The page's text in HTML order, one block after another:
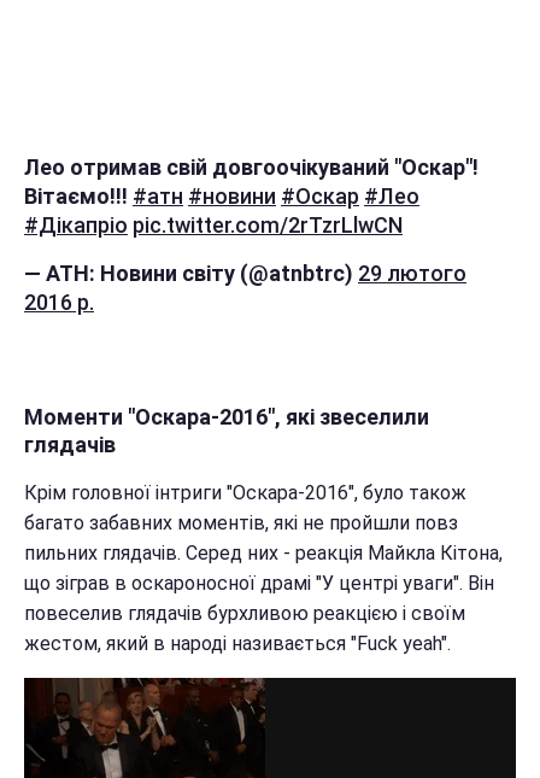
Лео отримав свій довгоочікуваний "Оскар"!
Вітаємо!!! #атн #новини #Оскар #Лео
#Дікапріо pic.twitter.com/2rTzrLlwCN
— АТН: Новини світу (@atnbtrc) 29 лютого
2016 р.
Моменти "Оскара-2016", які звеселили
глядачів
Крім головної інтриги "Оскара-2016", було також
багато забавних моментів, які не пройшли повз
пильних глядачів. Серед них - реакція Майкла Кітона,
що зіграв в оскароносної драмі "У центрі уваги". Він
повеселив глядачів бурхливою реакцією і своїм
жестом, який в народі називається "Fuck yeah".